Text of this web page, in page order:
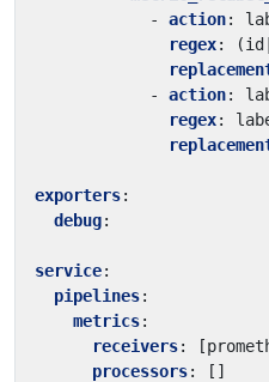
- action:
regex:
- action:
regex:
exporters:
debug:
service:
pipelines:
metrics:
receivers: [
processors:
[]